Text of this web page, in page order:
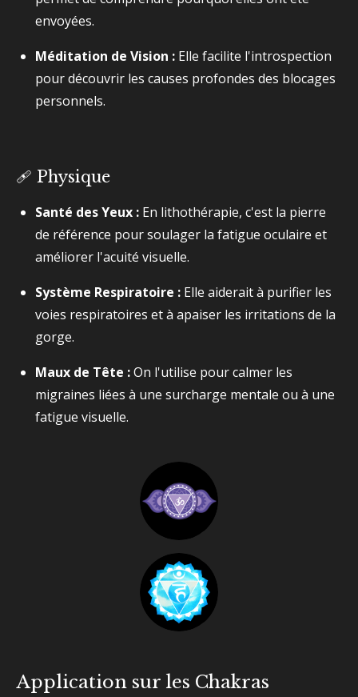
envoyées.
Méditation de Vision : Elle facilite l'introspection
pour découvrir les causes profondes des blocages
personnels.
🩹 Physique
Santé des Yeux : En lithothérapie, c'est la pierre
de référence pour soulager la fatigue oculaire et
améliorer l'acuité visuelle.
Système Respiratoire : Elle aiderait à purifier les
voies respiratoires et à apaiser les irritations de la
gorge.
Maux de Tête :On l'utilise pour calmer les
migraines liées à une surcharge mentale ou à une
fatigue visuelle.
Application sur les Chakras